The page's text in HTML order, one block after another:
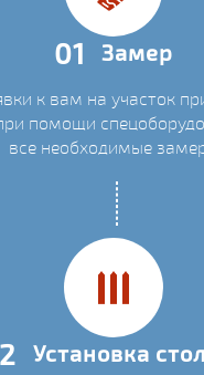
01 Замер
к вам на участок
помощи
все необходимые
Установка